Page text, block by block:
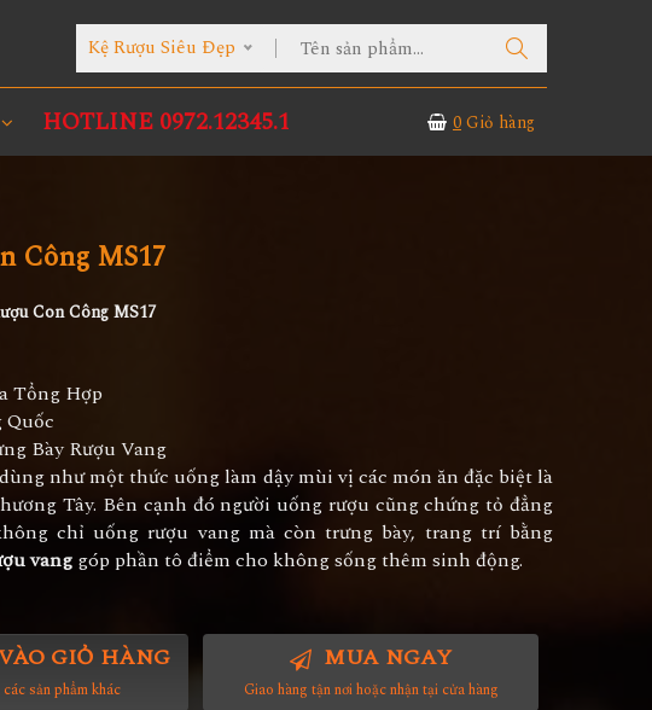
Kệ Rượu Siêu Đẹp
HOTLINE 0972.12345.1 0Giỏ hàng
Công MS17
Con Công MS17
Tổng Hợp
Bày Rượu Vang
như một thức uống làm dậy mùi vị các món ăn đặc biệt là
Tây. Bên cạnh đó người uống rượu cũng chứng tỏ đẳng
chỉ uống rượu vang mà còn trưng bày, trang trí bằng
vang góp phần tô điểm cho không sống thêm sinh động.
GIỎ HÀNG
sản phẩm khác
MUA NGAY
Giao hàng tận nơi hoặc nhận tại cửa hàng